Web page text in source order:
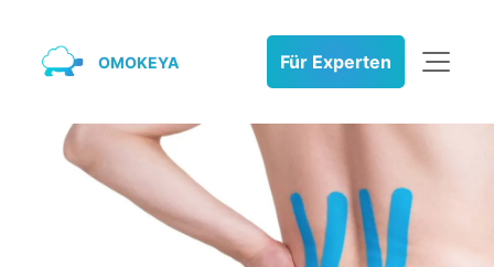
OMOKEYA Für Experten